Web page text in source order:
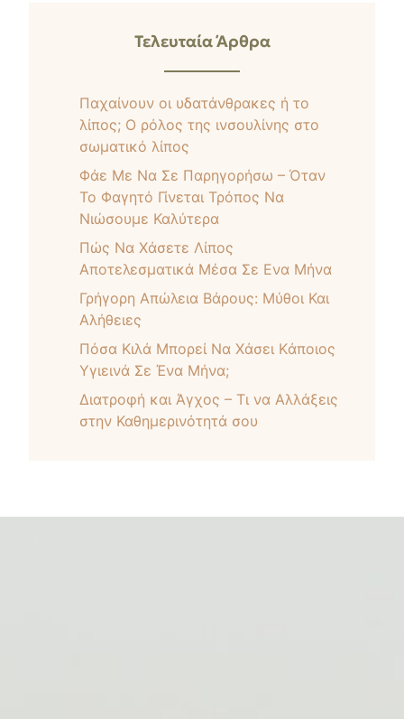
Τελευταία Άρθρα
Παχαίνουν οι υδατάνθρακες ή το
λίπος; Ο ρόλος της ινσουλίνης στο
σωματικό λίπος
Φάε Με Να Σε Παρηγορήσω – Όταν
Το Φαγητό Γίνεται Τρόπος Να
Νιώσουμε Καλύτερα
Πώς Nα Xάσετε Λίπος
Αποτελεσματικά Μέσα Σε Ενα Μήνα
Γρήγορη Απώλεια Βάρους: Μύθοι Και
Αλήθειες
Πόσα Kιλά Mπορεί Nα Xάσει Kάποιος
Yγιεινά Σε Ένα Μήνα;
Διατροφή και Άγχος – Τι να Αλλάξεις
στην Καθημερινότητά σου